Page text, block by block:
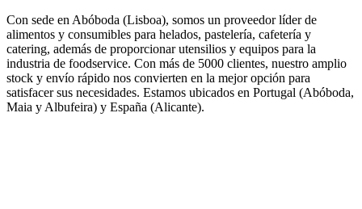
Con sede en Abóboda (Lisboa), somos un proveedor líder de
alimentos y consumibles para helados, pastelería, cafetería y
catering, además de proporcionar utensilios y equipos para la
industria de foodservice. Con más de 5000 clientes, nuestro amplio
stock y envío rápido nos convierten en la mejor opción para
satisfacer sus necesidades. Estamos ubicados en Portugal (Abóboda,
Maia y Albufeira) y España (Alicante).